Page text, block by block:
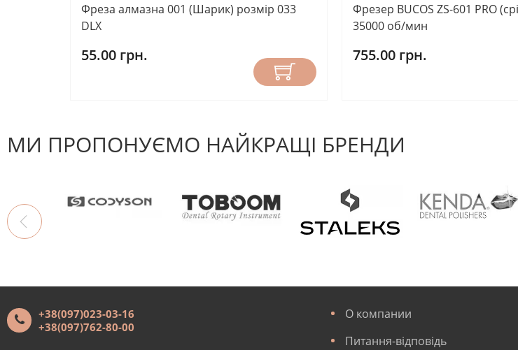
Фреза алмазна 001 (Шарик) розмір 033
DLX
55.00 грн.
Фрезер BUCOS ZS-601 PRO
35000 об/мин
755.00 грн.
МИ ПРОПОНУЄМО НАЙКРАЩІ БРЕНДИ
+38(097)023-03-16
+38(097)762-80-00
О компании
Питання-відповідь